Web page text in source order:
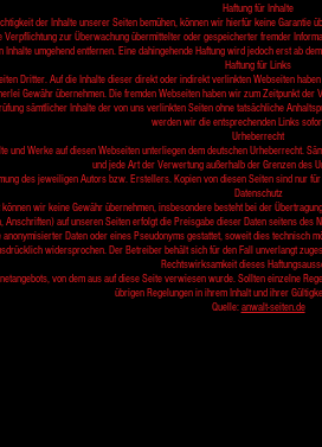
Haftung für Inhalte
der Inhalte unserer Seiten bemühen, können wir hierfür keine
zur Überwachung übermittelter oder gespeicherter fremder
Inhalte umgehend entfernen. Eine dahingehende Haftung wird jedoch erst ab
Haftung für Links
Dritter. Auf die Inhalte dieser direkt oder indirekt verlinkten Webseiten
Gewähr übernehmen. Die fremden Webseiten haben wir zum Zeitpunkt
sämtlicher Inhalte der von uns verlinkten Seiten ohne tatsächliche
werden wir die entsprechenden Links
Urheberrecht
und Werke auf diesen Webseiten unterliegen dem deutschen Urheberrecht.
und jede Art der Verwertung außerhalb der Grenzen des
des jeweiligen Autors bzw. Erstellers. Kopien von diesen Seiten sind nur
Datenschutz
wir keine Gewähr übernehmen, insbesondere besteht bei der
Anschriften) auf unseren Seiten erfolgt die Preisgabe dieser Daten seitens
Daten oder eines Pseudonyms gestattet, soweit dies
widersprochen. Der Betreiber behält sich für den Fall unverlangt
Rechtswirksamkeit dieses
von dem aus auf diese Seite verwiesen wurde. Sollten einzelne
übrigen Regelungen in ihrem Inhalt und ihrer
Quelle:anwalt-seiten.de